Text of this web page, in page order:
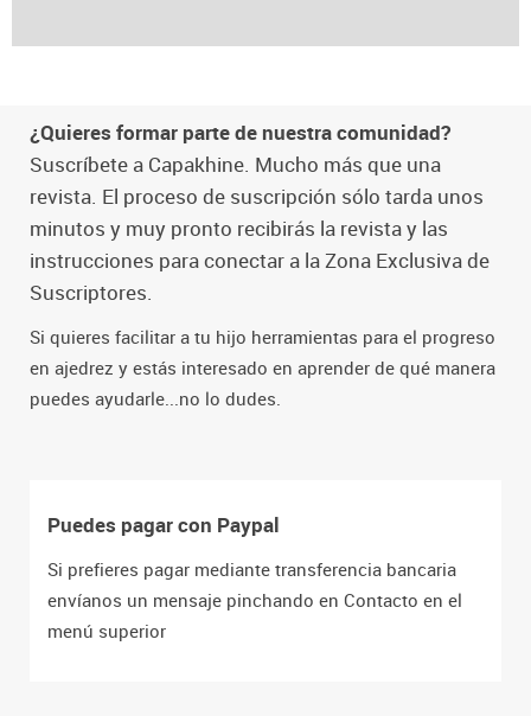
¿Quieres formar parte de nuestra comunidad?
Suscríbete a Capakhine. Mucho más que una
revista. El proceso de suscripción sólo tarda unos
minutos y muy pronto recibirás la revista y las
instrucciones para conectar a la Zona Exclusiva de
Suscriptores.
Si quieres facilitar a tu hijo herramientas para el progreso
en ajedrez y estás interesado en aprender de qué manera
puedes ayudarle...no lo dudes.
Puedes pagar con Paypal
Si prefieres pagar mediante transferencia bancaria
envíanos un mensaje pinchando en Contacto en el
menú superior